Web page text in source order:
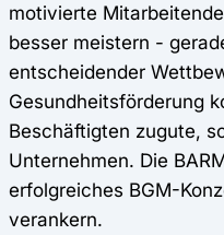
motivierte
besser meistern -
entscheidender
Gesundheitsförderung
Beschäftigten zugute,
Unternehmen. Die
erfolgreiches BGM-
verankern.